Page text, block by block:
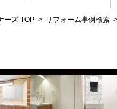
ーズ TOP リフォーム事例検索